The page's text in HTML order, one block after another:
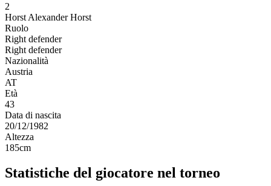
2
Horst Alexander Horst
Ruolo
Right defender
Right defender
Nazionalità
Austria
AT
Età
43
Data di nascita
20/12/1982
Altezza
185cm
Statistiche del giocatore nel torneo